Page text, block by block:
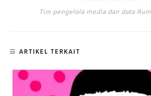
Tim pengelola media dan data
ARTIKEL TERKAIT